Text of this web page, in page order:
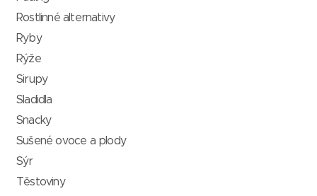
Rostlinné alternativy
Ryby
Rýže
Sirupy
Sladidla
Snacky
Sušené ovoce a plody
Sýr
Těstoviny